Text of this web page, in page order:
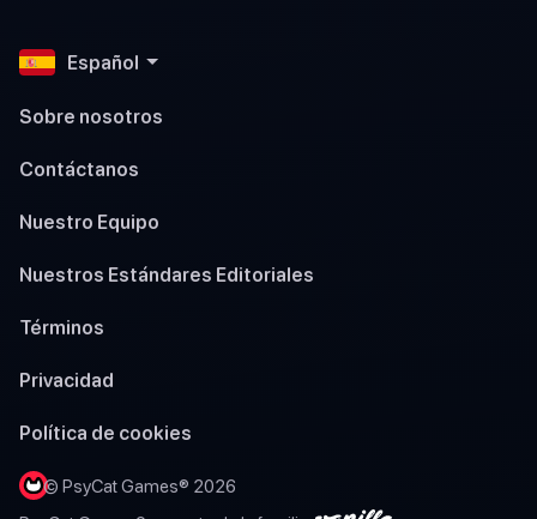
Español
Sobre nosotros
Contáctanos
Nuestro Equipo
Nuestros Estándares Editoriales
Términos
Privacidad
Política de cookies
© PsyCat Games® 2026